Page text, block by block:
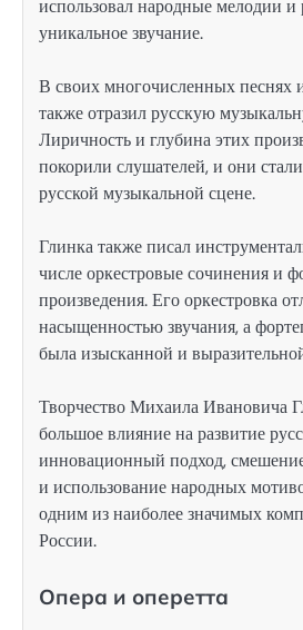
использовал народные мелодии и
уникальное звучание.
В своих многочисленных песнях
также отразил русскую
Лиричность и глубина этих
покорили слушателей, и они
русской музыкальной сцене.
Глинка также писал
числе оркестровые сочинения и
произведения. Его оркестровка
насыщенностью звучания, а
была изысканной и
Творчество Михаила Ивановича
большое влияние на развитие
инновационный подход,
и использование народных
одним из наиболее значимых
России.
Опера и оперетта